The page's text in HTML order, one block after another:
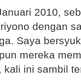
2010,
dengan
Saya
mereka
kali ini sambil